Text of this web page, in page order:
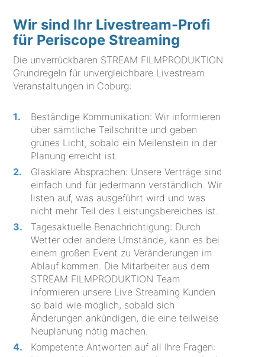
Wir sind Ihr Livestream-Profi
für Periscope Streaming
Die unverrückbaren STREAM FILMPRODUKTION
Grundregeln für unvergleichbare Livestream
Veranstaltungen in Coburg:
Beständige Kommunikation: Wir informieren
über sämtliche Teilschritte und geben
grünes Licht, sobald ein Meilenstein in der
Planung erreicht ist.
Glasklare Absprachen: Unsere Verträge sind
einfach und für jedermann verständlich. Wir
listen auf, was ausgeführt wird und was
nicht mehr Teil des Leistungsbereiches ist.
Tagesaktuelle Benachrichtigung: Durch
Wetter oder andere Umstände, kann es bei
einem großen Event zu Veränderungen im
Ablauf kommen. Die Mitarbeiter aus dem
STREAM FILMPRODUKTION Team
informieren unsere Live Streaming Kunden
so bald wie möglich, sobald sich
Änderungen ankündigen, die eine teilweise
Neuplanung nötig machen.
Kompetente Antworten auf all Ihre Fragen: